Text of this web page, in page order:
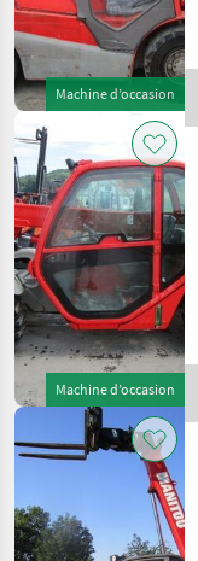
Machine d’occasion
Machine d’occasion